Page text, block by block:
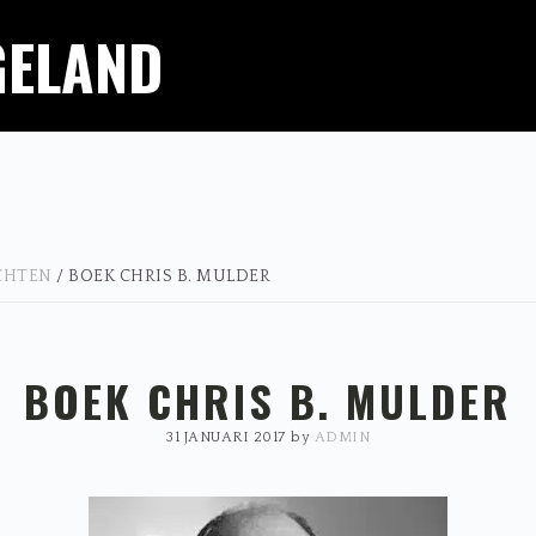
/ BOEK CHRIS B. MULDER
BOEK CHRIS B. MULDER
31 JANUARI 2017 by ADMIN